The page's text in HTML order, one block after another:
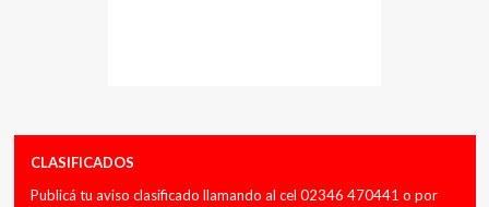
CLASIFICADOS
Publicá tu aviso clasificado llamando al cel 02346 470441 o por